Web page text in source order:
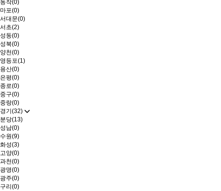
동작(0)
마포(0)
서대문(0)
서초(2)
성동(0)
성북(0)
양천(0)
영등포(1)
용산(0)
은평(0)
종로(0)
중구(0)
중랑(0)
경기(32)
분당(13)
성남(0)
수원(9)
화성(3)
고양(0)
과천(0)
광명(0)
광주(0)
구리(0)